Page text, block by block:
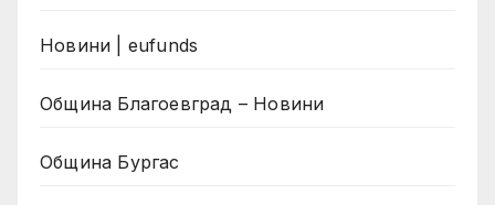
Новини | eufunds
Община Благоевград – Новини
Община Бургас